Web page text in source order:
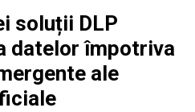
soluții DLP
datelor împotriva
ale